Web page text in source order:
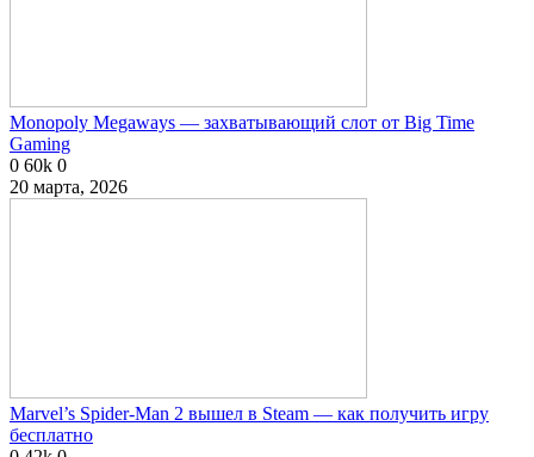
Monopoly Megaways — захватывающий слот от Big Time
Gaming
0 60k 0
20 марта, 2026
Marvel’s Spider-Man 2 вышел в Steam — как получить игру
бесплатно